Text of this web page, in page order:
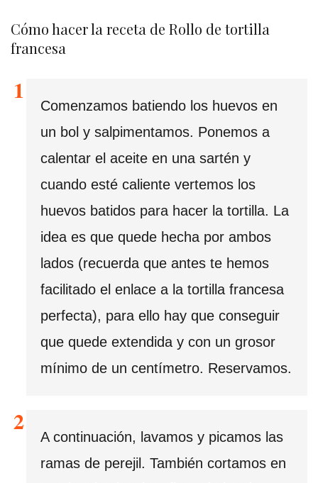
Cómo hacer la receta de Rollo de tortilla
francesa
Comenzamos batiendo los huevos en
un bol y salpimentamos. Ponemos a
calentar el aceite en una sartén y
cuando esté caliente vertemos los
huevos batidos para hacer la tortilla. La
idea es que quede hecha por ambos
lados (recuerda que antes te hemos
facilitado el enlace a la tortilla francesa
perfecta), para ello hay que conseguir
que quede extendida y con un grosor
mínimo de un centímetro. Reservamos.
A continuación, lavamos y picamos las
ramas de perejil. También cortamos en